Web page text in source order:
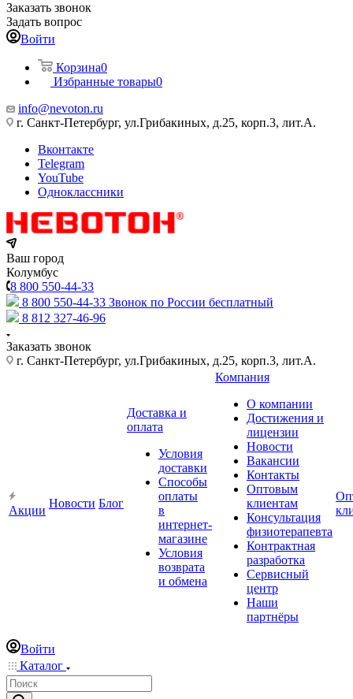
Заказать звонок
Задать вопрос
Войти
Корзина0
Избранные товары0
info@nevoton.ru
г. Санкт-Петербург, ул.Грибакиных, д.25, корп.3, лит.А.
Вконтакте
Telegram
YouTube
Одноклассники
Ваш город
Колумбус
8 800 550-44-33
8 800 550-44-33 Звонок по России бесплатный
8 812 327-46-96
Заказать звонок
г. Санкт-Петербург, ул.Грибакиных, д.25, корп.3, лит.А.
Акции
Новости Блог
Доставка и
оплата
Условия
доставки
Способы
оплаты
в
интернет-
магазине
Условия
возврата
и обмена
Компания
О компании
Достижения и
лицензии
Новости
Вакансии
Контакты
Оптовым
клиентам
Консультация
физиотерапевта
Контрактная
разработка
Сервисный
центр
Наши
партнёры
Войти
Каталог